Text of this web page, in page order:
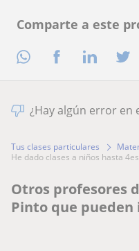
Comparte a este
¿Hay algún error en
Tus clases particulares
he dado clases a niños hasta
Otros profesores
Pinto que